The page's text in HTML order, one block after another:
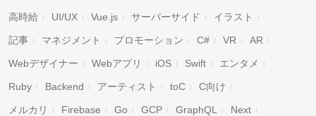
高時給 UI/UX Vue.js サーバーサイド イラスト
記事 マネジメント プロモーション C# VR AR
Webデザイナー Webアプリ iOS Swift エンタメ
Ruby Backend アーティスト toC C向け
メルカリ Firebase Go GCP GraphQL Next